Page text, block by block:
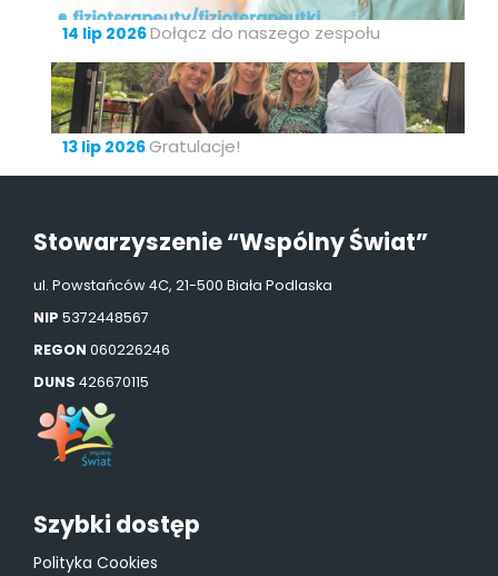
14 lip 2026Dołącz do naszego zespołu
13 lip 2026 Gratulacje!
Stowarzyszenie “Wspólny Świat”
ul. Powstańców 4C, 21-500 Biała Podlaska
NIP 5372448567
REGON 060226246
DUNS 426670115
Szybki dostęp
Polityka Cookies